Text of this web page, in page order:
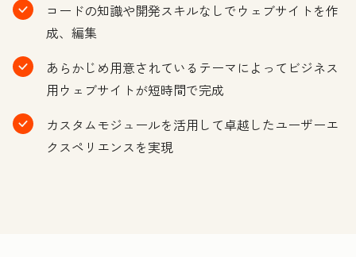
コードの知識や開発スキルなしでウェブサイトを作
成、編集
あらかじめ用意されているテーマによってビジネス
用ウェブサイトが短時間で完成
カスタムモジュールを活用して卓越したユーザーエ
クスペリエンスを実現